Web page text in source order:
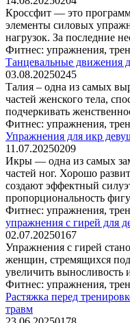
Кроссфит — это
элементы силовых
нагрузок. За последние
Фитнес: упражнения,
Танцевальные движения
03.08.20250245
Талия – одна из самых
частей женского тела,
подчеркивать
Фитнес: упражнения,
Упражнения для икр
11.07.20250209
Икры — одна из самых
частей ног. Хорошо
создают эффектный
пропорциональность
Фитнес: упражнения,
упражнения с гирей для
02.07.20250167
Упражнения с гирей
женщин, стремящихся
увеличить выносливость
Фитнес: упражнения,
Растяжка перед
травм